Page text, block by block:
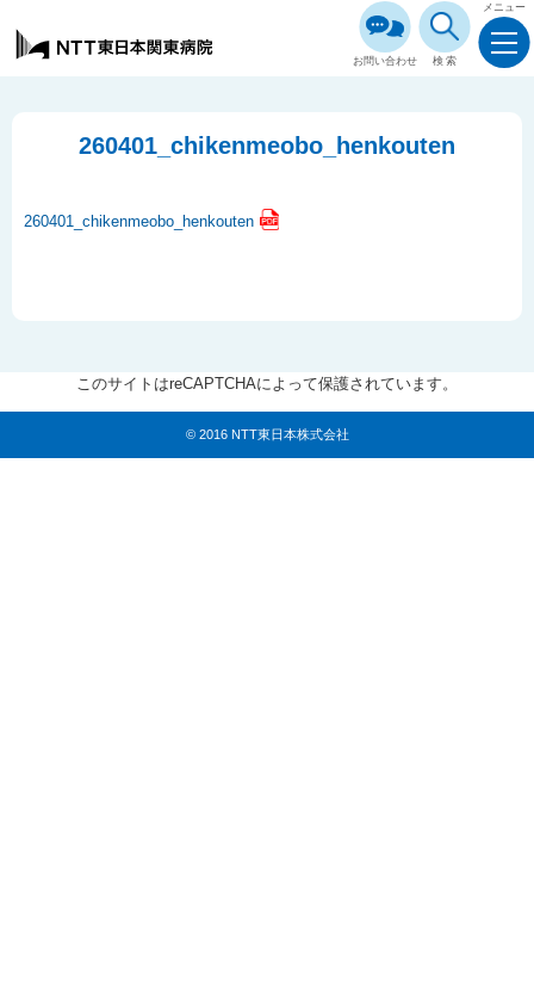
お問い合わせ 検索
メニュー
260401_chikenmeobo_henkouten
260401_chikenmeobo_henkouten
このサイトはreCAPTCHAによって保護されています。
© 2016 NTT東日本株式会社